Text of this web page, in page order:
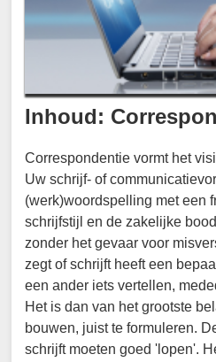
Inhoud:
Correspondentie vormt het
Uw schrijf- of
(werk)woordspelling met een
schrijfstijl en de zakelijke
zonder het gevaar voor
zegt of schrijft heeft een
een ander iets vertellen,
Het is dan van het grootste
bouwen, juist te formuleren.
schrijft moeten goed 'lopen'.